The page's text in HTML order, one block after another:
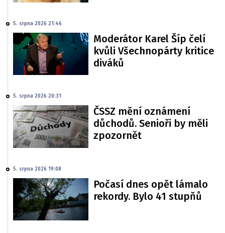
5. srpna 2026 21:46
Moderátor Karel Šíp čelí
kvůli Všechnopárty kritice
diváků
5. srpna 2026 20:31
ČSSZ mění oznámení
důchodů. Senioři by měli
zpozornět
5. srpna 2026 19:08
Počasí dnes opět lámalo
rekordy. Bylo 41 stupňů